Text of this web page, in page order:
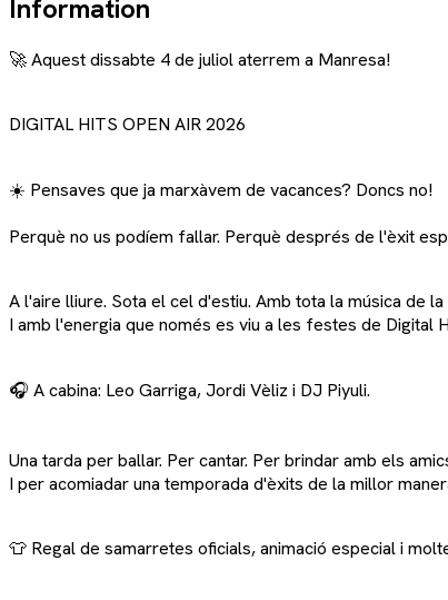
Information
🚀 Aquest dissabte 4 de juliol aterrem a Manresa!
DIGITAL HITS OPEN AIR 2026
☀️ Pensaves que ja marxàvem de vacances? Doncs no!
Perquè no us podíem fallar. Perquè després de l'èxit
A l'aire lliure. Sota el cel d'estiu. Amb tota la música de
I amb l'energia que només es viu a les festes de Digital
🎧 A cabina: Leo Garriga, Jordi Vèliz i DJ Piyuli.
Una tarda per ballar. Per cantar. Per brindar amb els
I per acomiadar una temporada d'èxits de la millor
👕 Regal de samarretes oficials, animació especial i